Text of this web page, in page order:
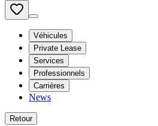
Véhicules
Private Lease
Services
Professionnels
Carrières
News
Retour